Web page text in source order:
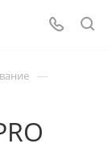
—